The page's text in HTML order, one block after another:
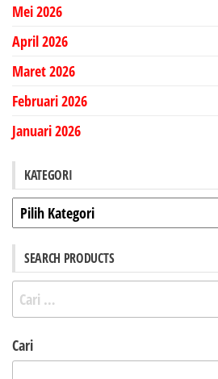
Mei 2026
April 2026
Maret 2026
Februari 2026
Januari 2026
KATEGORI
Kategori
SEARCH PRODUCTS
Cari
untuk:
Cari